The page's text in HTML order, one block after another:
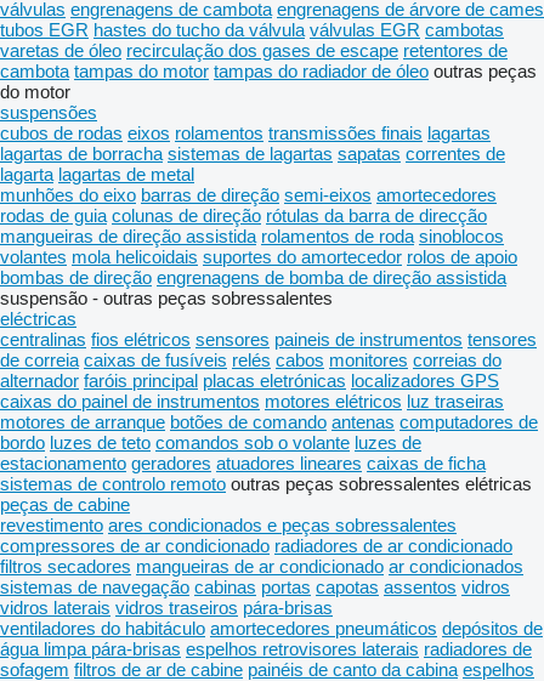
válvulas engrenagens de cambota engrenagens de árvore de cames
tubos EGR hastes do tucho da válvula válvulas EGR cambotas
varetas de óleo recirculação dos gases de escape retentores de
cambota tampas do motor tampas do radiador de óleo outras peças
do motor
suspensões
cubos de rodas eixos rolamentos transmissões finais lagartas
lagartas de borracha sistemas de lagartas sapatas correntes de
lagarta lagartas de metal
munhões do eixo barras de direção semi-eixos amortecedores
rodas de guia colunas de direção rótulas da barra de direcção
mangueiras de direção assistida rolamentos de roda sinoblocos
volantes mola helicoidais suportes do amortecedor rolos de apoio
bombas de direção engrenagens de bomba de direção assistida
suspensão - outras peças sobressalentes
eléctricas
centralinas fios elétricos sensores paineis de instrumentos tensores
de correia caixas de fusíveis relés cabos monitores correias do
alternador faróis principal placas eletrónicas localizadores GPS
caixas do painel de instrumentos motores elétricos luz traseiras
motores de arranque botões de comando antenas computadores de
bordo luzes de teto comandos sob o volante luzes de
estacionamento geradores atuadores lineares caixas de ficha
sistemas de controlo remoto outras peças sobressalentes elétricas
peças de cabine
revestimento ares condicionados e peças sobressalentes
compressores de ar condicionado radiadores de ar condicionado
filtros secadores mangueiras de ar condicionado ar condicionados
sistemas de navegação cabinas portas capotas assentos vidros
vidros laterais vidros traseiros pára-brisas
ventiladores do habitáculo amortecedores pneumáticos depósitos de
água limpa pára-brisas espelhos retrovisores laterais radiadores de
sofagem filtros de ar de cabine painéis de canto da cabina espelhos